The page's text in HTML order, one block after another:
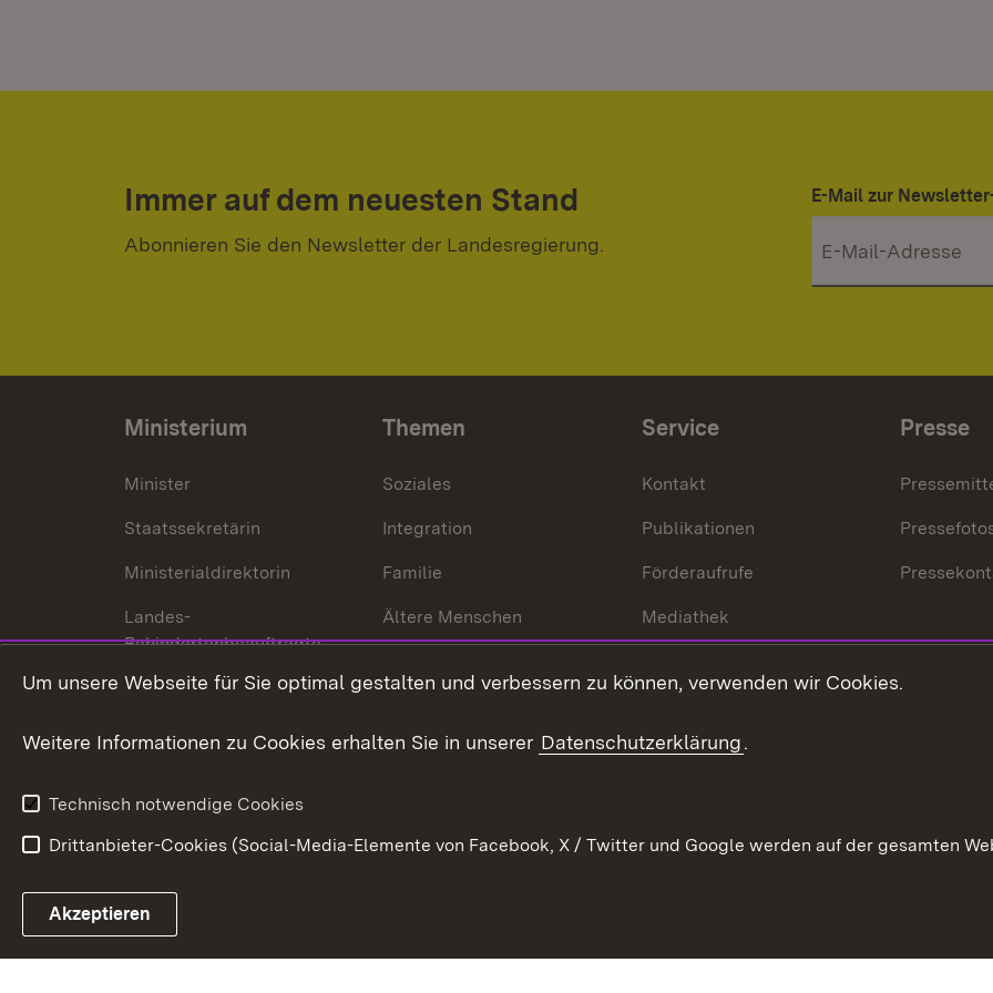
Immer auf dem neuesten Stand
Abonnieren Sie den Newsletter der Landesregierung.
E-Mail zur
Ministerium
Minister
Staatssekretärin
Ministerialdirektorin
Landes-
Behindertenbeauftragte
Bürgerreferent
Karriere
Themen
Soziales
Integration
Familie
Ältere Menschen
Behinderungen
Bürgerengagement
Service
Kontakt
Publikationen
Förderaufrufe
Mediathek
Presse
Link zum Landesportal
Um unsere Webseite für Sie optimal gestalten und verbessern zu können, verwenden wir Cookies.
Weitere Informationen zu Cookies erhalten Sie in unserer Datenschutzerklärung.
Technisch notwendige Cookies
Drittanbieter-Cookies (Social-Media-Elemente von Facebook, X / Twitter und Google werden auf der gesamten
Akzeptieren